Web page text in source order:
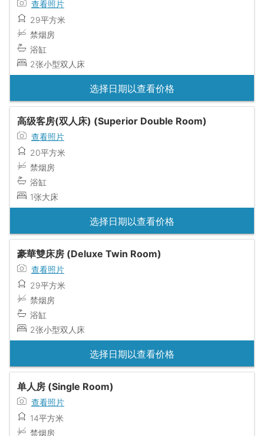
查看照片
29平方米
禁烟房
浴缸
2张小型双人床
选择日期以查看价格
高级客房(双人床) (Superior Double Room)
查看照片
20平方米
禁烟房
浴缸
1张大床
选择日期以查看价格
豪華雙床房 (Deluxe Twin Room)
查看照片
29平方米
禁烟房
浴缸
2张小型双人床
选择日期以查看价格
单人房 (Single Room)
查看照片
14平方米
禁烟房